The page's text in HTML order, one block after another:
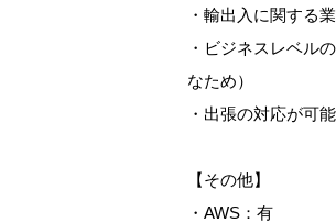
・輸出入に関する
・ビジネスレベル
なため）
・出張の対応が可
【その他】
・AWS：有